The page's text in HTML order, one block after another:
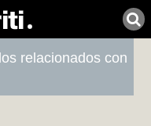
relacionados con